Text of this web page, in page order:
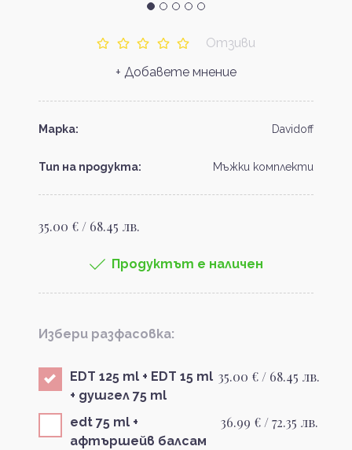
Отзиви
+ Добавете мнение
Марка: Davidoff
Тип на продукта: Мъжки комплекти
35.00 € / 68.45 лв.
Продуктът е наличен
Избери разфасовка:
EDT 125 ml + EDT 15 ml
+ душгел 75 ml
35.00 € / 68.45 лв.
edt 75 ml +
афтършейв балсам
36.99 € / 72.35 лв.